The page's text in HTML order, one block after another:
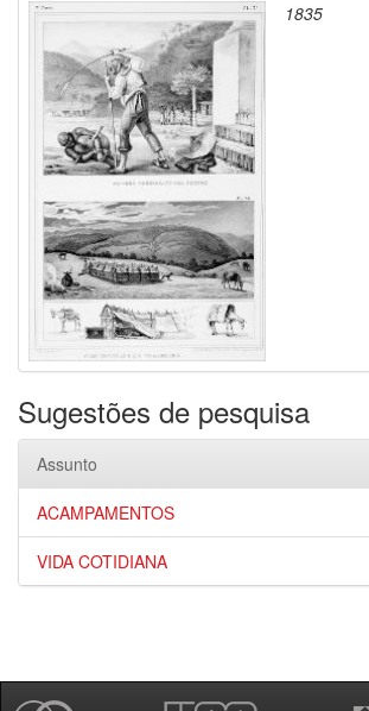
1835
Sugestões de pesquisa
Assunto
ACAMPAMENTOS
VIDA COTIDIANA